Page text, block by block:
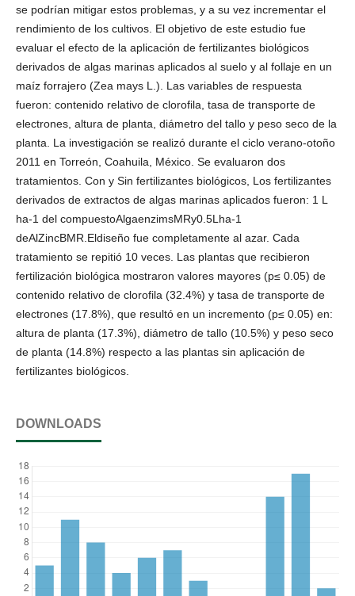
se podrían mitigar estos problemas, y a su vez incrementar el
rendimiento de los cultivos. El objetivo de este estudio fue
evaluar el efecto de la aplicación de fertilizantes biológicos
derivados de algas marinas aplicados al suelo y al follaje en un
maíz forrajero (Zea mays L.). Las variables de respuesta
fueron: contenido relativo de clorofila, tasa de transporte de
electrones, altura de planta, diámetro del tallo y peso seco de la
planta. La investigación se realizó durante el ciclo verano-otoño
2011 en Torreón, Coahuila, México. Se evaluaron dos
tratamientos. Con y Sin fertilizantes biológicos, Los fertilizantes
derivados de extractos de algas marinas aplicados fueron: 1 L
ha-1 del compuestoAlgaenzimsMRy0.5Lha-1
deAlZincBMR.Eldiseño fue completamente al azar. Cada
tratamiento se repitió 10 veces. Las plantas que recibieron
fertilización biológica mostraron valores mayores (p≤ 0.05) de
contenido relativo de clorofila (32.4%) y tasa de transporte de
electrones (17.8%), que resultó en un incremento (p≤ 0.05) en:
altura de planta (17.3%), diámetro de tallo (10.5%) y peso seco
de planta (14.8%) respecto a las plantas sin aplicación de
fertilizantes biológicos.
DOWNLOADS